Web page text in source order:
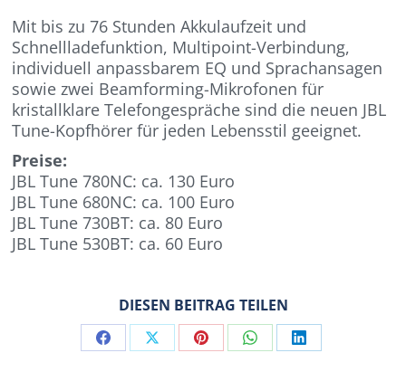
Mit bis zu 76 Stunden Akkulaufzeit und
Schnellladefunktion, Multipoint-Verbindung,
individuell anpassbarem EQ und Sprachansagen
sowie zwei Beamforming-Mikrofonen für
kristallklare Telefongespräche sind die neuen JBL
Tune-Kopfhörer für jeden Lebensstil geeignet.
Preise:
JBL Tune 780NC: ca. 130 Euro
JBL Tune 680NC: ca. 100 Euro
JBL Tune 730BT: ca. 80 Euro
JBL Tune 530BT: ca. 60 Euro
DIESEN BEITRAG TEILEN
Share Share Share Share Share